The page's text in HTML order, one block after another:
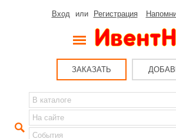
Вход или Регистрация
ЗАКАЗАТЬ